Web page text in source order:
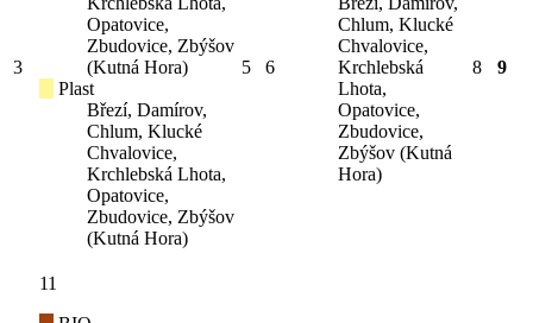
3
Opatovice,
Zbudovice, Zbýšov
(Kutná Hora)
Plast
Březí, Damírov,
Chlum, Klucké
Chvalovice,
Krchlebská Lhota,
Opatovice,
Zbudovice, Zbýšov
(Kutná Hora)
5 6
Chlum, Klucké
Chvalovice,
Krchlebská
Lhota,
Opatovice,
Zbudovice,
Zbýšov (Kutná
Hora)
8 9
11